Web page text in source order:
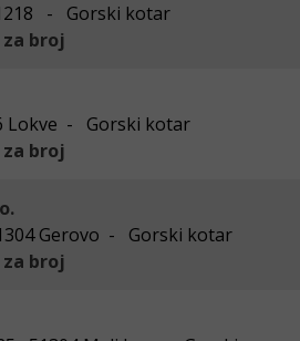
- Gorski kotar
broj
Lokve - Gorski kotar
broj
Gerovo - Gorski kotar
broj